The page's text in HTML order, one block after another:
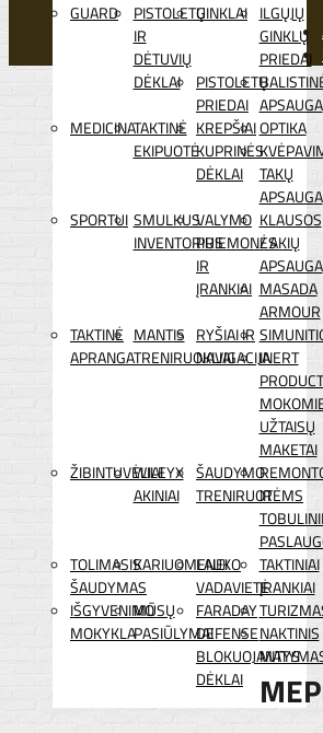
GUARD
PISTOLETŲ
IR
DĖTUVIŲ
DĖKLAI
GINKLAI ILGŲJŲ
GINKLŲ
PRIEDAI
PISTOLETŲ
PRIEDAI APSAUGA
MEDICINATAKTINĖ
EKIPUOTĖ
KREPŠIAI
KUPRINĖS
DĖKLAI
OPTIKA
TAKŲ
APSAUGA
SPORTUI SMULKUS
INVENTORIUS
VALYMO
PRIEMONĖS
IR
ĮRANKIAI
KLAUSOS
/ AKIŲ
APSAUGA
MASADA
ARMOUR
TAKTINĖ
APRANGA
MANTIS
TRENIRUOKLIAI
RYŠIAI IR
NAVIGACIJAINERT
UŽTAISŲ
MAKETAI
ŽIBINTUVĖLIAI
WILEYX
AKINIAI
ŠAUDYMO
TRENIRUOTĖMS
IR
TOLIMASIS
ŠAUDYMAS
KARIUOMENEI
LAUKO
VADAVIETĖ
TAKTINIAI
ĮRANKIAI
IŠGYVENIMO
MOKYKLA
MŪSŲ
PASIŪLYMAI
FARADAY
DEFENSE
BLOKUOJANTYS
DĖKLAI
NAKTINIS